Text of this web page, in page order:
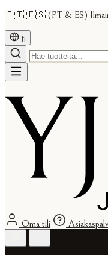
🇵🇹 🇪🇸 (PT & ES)
fi
Oma tili